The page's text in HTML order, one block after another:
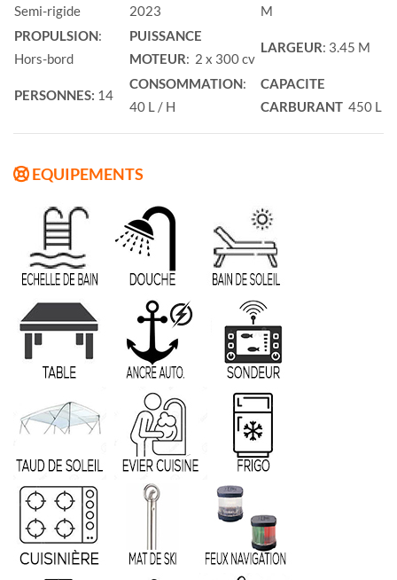
Semi-rigide
2023
M
PROPULSION:
Hors-bord
PUISSANCE
MOTEUR: 2 x 300 cv
LARGEUR: 3.45 M
PERSONNES: 14
CONSOMMATION:
40 L / H
CAPACITE
CARBURANT 450 L
EQUIPEMENTS